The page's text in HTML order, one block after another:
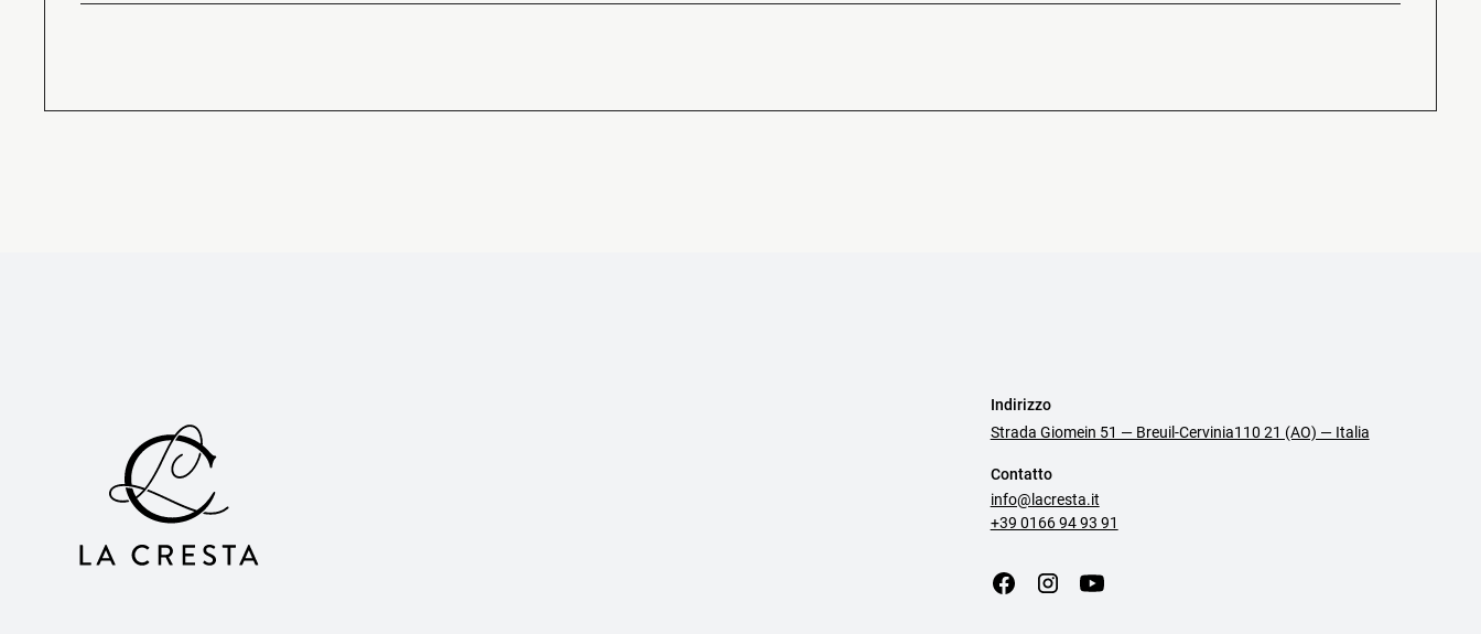
Indirizzo
Strada Giomein 51 — Breuil-Cervinia110 21 (AO) — Italia
Contatto
info@lacresta.it
+39 0166 94 93 91